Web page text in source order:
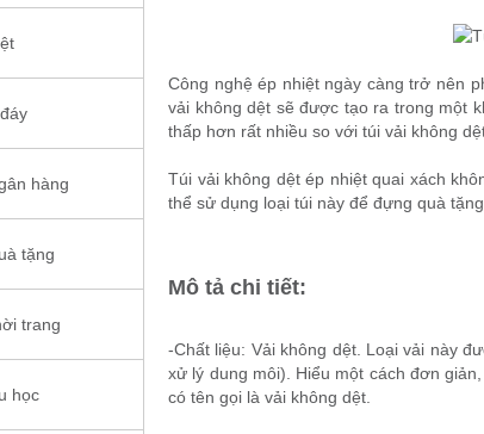
hàng
tặng
trang
học
Công nghệ ép nhiệt ngày càng trở nên
vải không dệt sẽ được tạo ra trong một
thấp hơn rất nhiều so với túi vải không
Túi vải không dệt ép nhiệt quai xách
thể sử dụng loại túi này để đựng quà
Mô tả chi tiết:
-Chất liệu: Vải không dệt. Loại vải này
xử lý dung môi). Hiểu một cách đơn
có tên gọi là vải không dệt.